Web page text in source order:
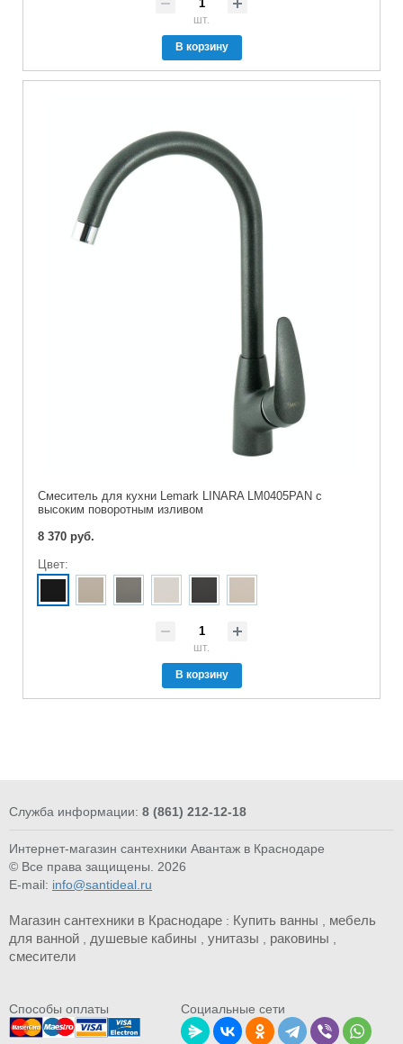
шт.
В корзину
Cмеситель для кухни Lemark LINARA LM0405PAN с
высоким поворотным изливом
8 370 руб.
Цвет:
шт.
В корзину
Служба информации: 8 (861) 212-12-18
Интернет-магазин сантехники Авантаж в Краснодаре
© Все права защищены. 2026
E-mail: info@santideal.ru
Магазин сантехники в Краснодаре : Купить ванны , мебель
для ванной , душевые кабины , унитазы , раковины ,
смесители
Cпособы оплаты Социальные сети